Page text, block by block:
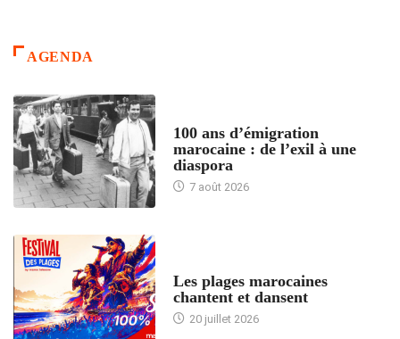
AGENDA
100 ans d’émigration
marocaine : de l’exil à une
diaspora
7 août 2026
Les plages marocaines
chantent et dansent
20 juillet 2026